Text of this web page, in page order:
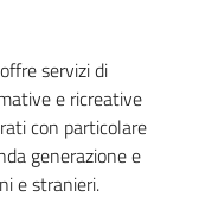
servizi di
e ricreative
con particolare
generazione e
e stranieri.